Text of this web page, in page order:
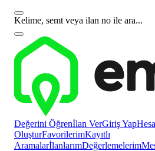
Kelime, semt veya ilan no ile ara...
Değerini Öğrenİlan VerGiriş Yap
OluşturFavorilerimKayıtlı
AramalarİlanlarımDeğerlemelerim